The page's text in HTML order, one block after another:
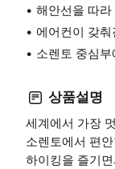
해안선을 따
에어컨이 갖
소렌토 중심
상품설명
세계에서 가장
소렌토에서 편
하이킹을 즐기